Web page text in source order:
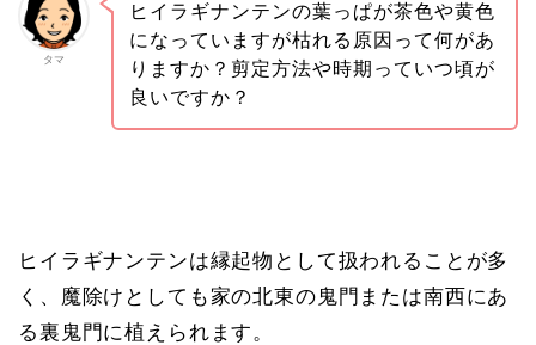
タマ
ヒイラギナンテンの葉っぱが茶色や黄色
になっていますが枯れる原因って何があ
りますか？剪定方法や時期っていつ頃が
良いですか？
ヒイラギナンテンは縁起物として扱われることが多
く、魔除けとしても家の北東の鬼門または南西にあ
る 裏鬼門に植えられます。